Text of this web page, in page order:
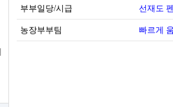
부부일당/시급 선재도
농장부부팀 빠르게